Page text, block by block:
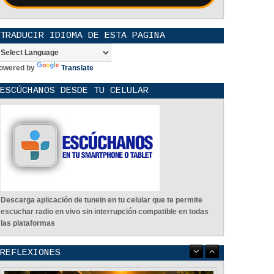
TRADUCIR IDIOMA DE ESTA PAGINA
by Translate
ESCÚCHANOS DESDE TU CELULAR
Descarga aplicación de tunein en tu celular que te permite
escuchar radio en vivo sin interrupción compatible en todas
las plataformas
REFLEXIONES